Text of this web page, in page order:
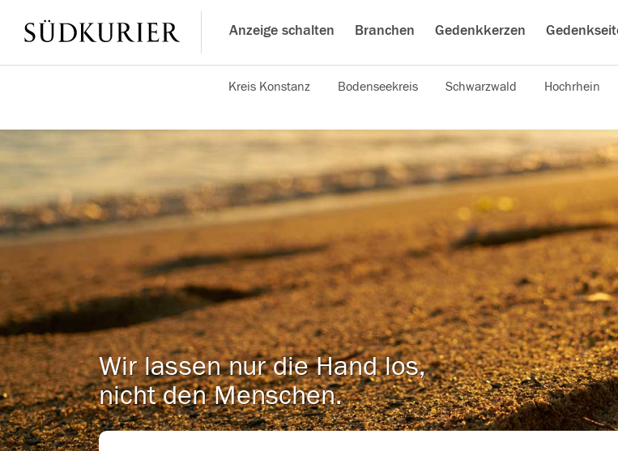
Anzeige schalten Branchen Gedenkkerzen
Kreis Konstanz Bodenseekreis Schwarzwald Hochrhein
Wir lassen nur die Hand los,
nicht den Menschen.